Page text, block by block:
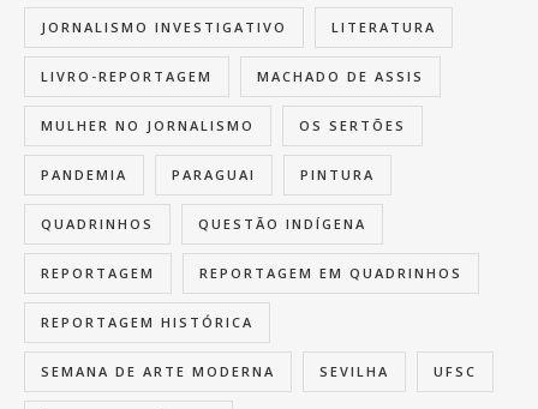
JORNALISMO INVESTIGATIVO LITERATURA
LIVRO-REPORTAGEM MACHADO DE ASSIS
MULHER NO JORNALISMO OS SERTÕES
PANDEMIA PARAGUAI PINTURA
QUADRINHOS QUESTÃO INDÍGENA
REPORTAGEM REPORTAGEM EM QUADRINHOS
REPORTAGEM HISTÓRICA
SEMANA DE ARTE MODERNA SEVILHA UFSC